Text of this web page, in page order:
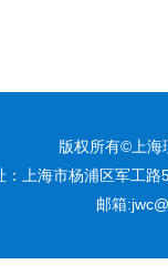
版权所有©上
：上海市杨浦区军工
邮箱